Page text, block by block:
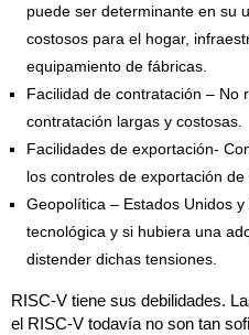
puede ser determinante en su
costosos para el hogar,
equipamiento de fábricas.
Facilidad de contratación – No
contratación largas y costosas.
Facilidades de exportación-
los controles de exportación de
Geopolítica – Estados Unidos
tecnológica y si hubiera una
distender dichas tensiones.
RISC-V tiene sus debilidades.
el RISC-V todavía no son tan